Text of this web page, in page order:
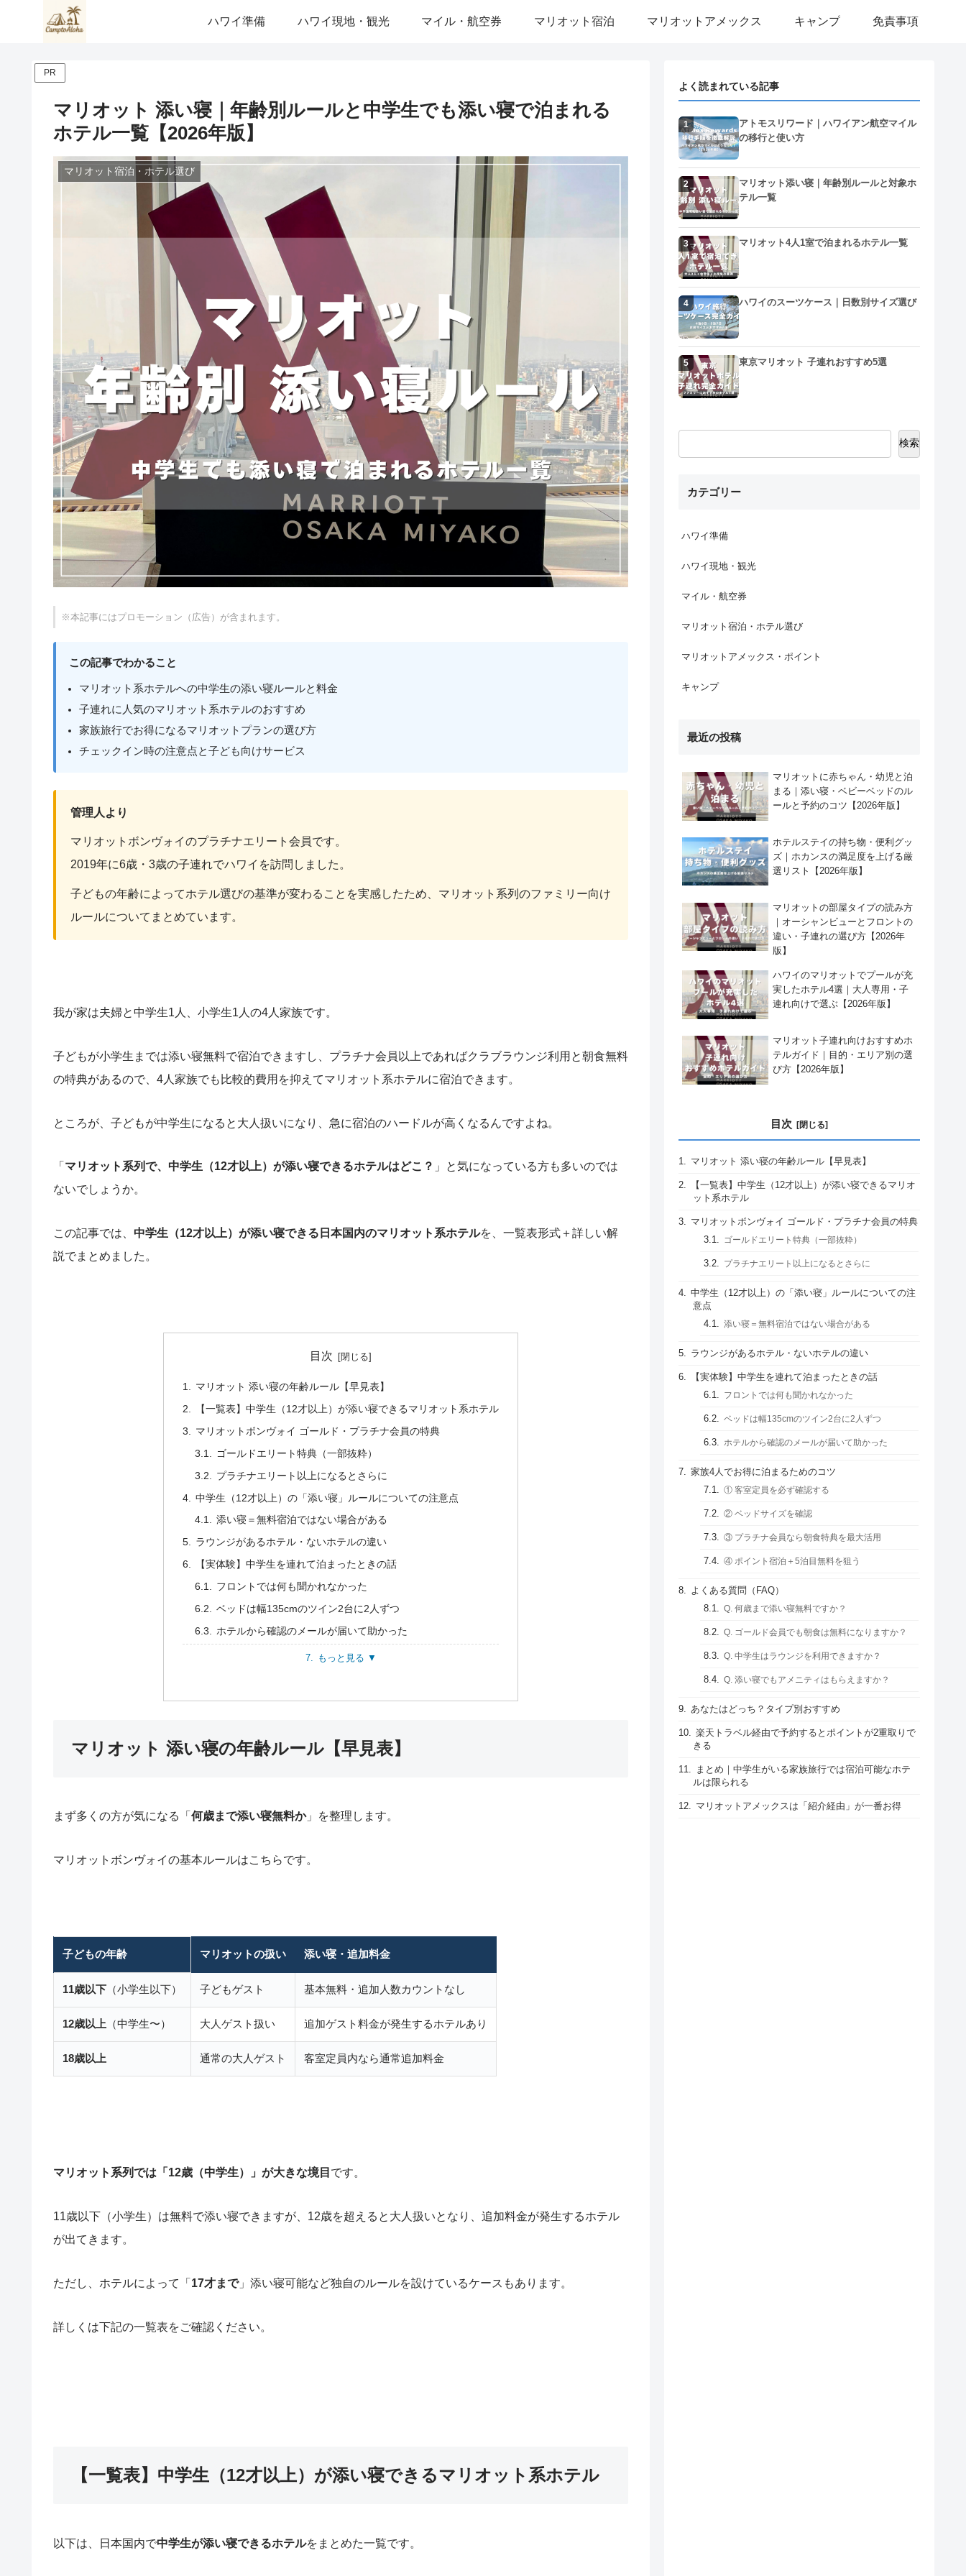
ハワイ準備 ハワイ現地・観光 マイル・航空券 マリオット宿泊 マリオットアメックス キャンプ 免責事項
PR
マリオット 添い寝｜年齢別ルールと中学生でも添い寝で泊まれる
ホテル一覧【2026年版】
マリオット宿泊・ホテル選び
※本記事にはプロモーション（広告）が含まれます。
この記事でわかること
マリオット系ホテルへの中学生の添い寝ルールと料金
子連れに人気のマリオット系ホテルのおすすめ
家族旅行でお得になるマリオットプランの選び方
チェックイン時の注意点と子ども向けサービス
管理人より
マリオットボンヴォイのプラチナエリート会員です。
2019年に6歳・3歳の子連れでハワイを訪問しました。
子どもの年齢によってホテル選びの基準が変わることを実感したため、マリオット系列のファミリー向け
ルールについてまとめています。
我が家は夫婦と中学生1人、小学生1人の4人家族です。
子どもが小学生までは添い寝無料で宿泊できますし、プラチナ会員以上であればクラブラウンジ利用と朝食無料
の特典があるので、4人家族でも比較的費用を抑えてマリオット系ホテルに宿泊できます。
ところが、子どもが中学生になると大人扱いになり、急に宿泊のハードルが高くなるんですよね。
「 マリオット系列で、中学生（12才以上）が添い寝できるホテルはどこ？ 」と気になっている方も多いのでは
ないでしょうか。
この記事では、 中学生（12才以上）が添い寝できる日本国内のマリオット系ホテルを、一覧表形式＋詳しい解
説でまとめました。
目次
マリオット 添い寝の年齢ルール【早見表】
【一覧表】中学生（12才以上）が添い寝できるマリオット系ホテル
マリオットボンヴォイ ゴールド・プラチナ会員の特典
ゴールドエリート特典（一部抜粋）
プラチナエリート以上になるとさらに
中学生（12才以上）の「添い寝」ルールについての注意点
添い寝＝無料宿泊ではない場合がある
ラウンジがあるホテル・ないホテルの違い
【実体験】中学生を連れて泊まったときの話
フロントでは何も聞かれなかった
ベッドは幅135cmのツイン2台に2人ずつ
ホテルから確認のメールが届いて助かった
もっと見る ▼
マリオット 添い寝の年齢ルール【早見表】
まず多くの方が気になる「 何歳まで添い寝無料か」を整理します。
マリオットボンヴォイの基本ルールはこちらです。
子どもの年齢 マリオットの扱い 添い寝・追加料金
11歳以下 （小学生以下） 子どもゲスト 基本無料・追加人数カウントなし
12歳以上 （中学生〜） 大人ゲスト扱い 追加ゲスト料金が発生するホテルあり
18歳以上 通常の大人ゲスト 客室定員内なら通常追加料金
マリオット系列では「12歳（中学生）」が大きな境目 です。
11歳以下（小学生）は無料で添い寝できますが、12歳を超えると大人扱いとなり、追加料金が発生するホテル
が出てきます。
ただし、ホテルによって「 17才まで」添い寝可能など独自のルールを設けているケースもあります。
詳しくは下記の一覧表をご確認ください。
【一覧表】中学生（12才以上）が添い寝できるマリオット系ホテル
以下は、日本国内で中学生が添い寝できるホテルをまとめた一覧です。
よく読まれている記事
1
アトモスリワード｜ハワイアン航空マイル
の移行と使い方
2
マリオット添い寝｜年齢別ルールと対象ホ
テル一覧
3 マリオット4人1室で泊まれるホテル一覧
4 ハワイのスーツケース｜日数別サイズ選び
5 東京マリオット 子連れおすすめ5選
検索
カテゴリー
ハワイ準備
ハワイ現地・観光
マイル・航空券
マリオット宿泊・ホテル選び
マリオットアメックス・ポイント
キャンプ
最近の投稿
マリオットに赤ちゃん・幼児と泊
まる｜添い寝・ベビーベッドのル
ールと予約のコツ【2026年版】
ホテルステイの持ち物・便利グッ
ズ｜ホカンスの満足度を上げる厳
選リスト【2026年版】
マリオットの部屋タイプの読み方
｜オーシャンビューとフロントの
違い・子連れの選び方【2026年
版】
ハワイのマリオットでプールが充
実したホテル4選｜大人専用・子
連れ向けで選ぶ【2026年版】
マリオット子連れ向けおすすめホ
テルガイド｜目的・エリア別の選
び方【2026年版】
目次
マリオット 添い寝の年齢ルール【早見表】
【一覧表】中学生（12才以上）が添い寝できるマリオ
ット系ホテル
マリオットボンヴォイ ゴールド・プラチナ会員の特典
ゴールドエリート特典（一部抜粋）
プラチナエリート以上になるとさらに
中学生（12才以上）の「添い寝」ルールについての注
意点
添い寝＝無料宿泊ではない場合がある
ラウンジがあるホテル・ないホテルの違い
【実体験】中学生を連れて泊まったときの話
フロントでは何も聞かれなかった
ベッドは幅135cmのツイン2台に2人ずつ
ホテルから確認のメールが届いて助かった
家族4人でお得に泊まるためのコツ
① 客室定員を必ず確認する
② ベッドサイズを確認
③ プラチナ会員なら朝食特典を最大活用
④ ポイント宿泊＋5泊目無料を狙う
よくある質問（FAQ）
Q. 何歳まで添い寝無料ですか？
Q. ゴールド会員でも朝食は無料になりますか？
Q. 中学生はラウンジを利用できますか？
Q. 添い寝でもアメニティはもらえますか？
あなたはどっち？タイプ別おすすめ
楽天トラベル経由で予約するとポイントが2重取りで
きる
まとめ｜中学生がいる家族旅行では宿泊可能なホテ
ルは限られる
マリオットアメックスは「紹介経由」が一番お得